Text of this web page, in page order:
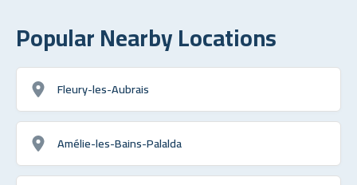
Popular Nearby Locations
Fleury-les-Aubrais
Amélie-les-Bains-Palalda